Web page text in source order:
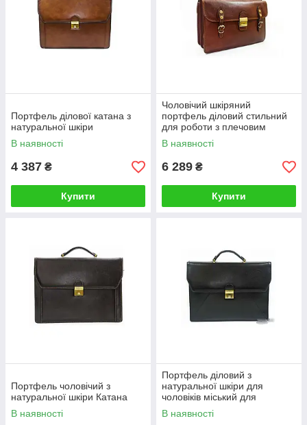
Портфель ділової катана з
натуральної шкіри
В наявності
4 387 ₴
Купити
Чоловічий шкіряний
портфель діловий стильний
для роботи з плечовим
ременем на застібках
В наявності
6 289 ₴
Купити
Портфель чоловічий з
натуральної шкіри Катана
В наявності
Портфель діловий з
натуральної шкіри для
чоловіків міський для
документів класичний з
ременем на плече
В наявності